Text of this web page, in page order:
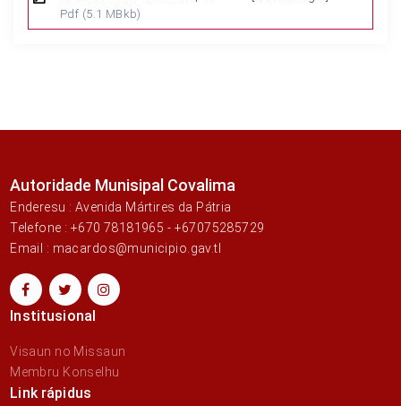
Pdf (5.1 MBkb)
Autoridade Munisipal Covalima
Enderesu : Avenida Mártires da Pátria
Telefone : +670 78181965 - +67075285729
Email : macardos@municipio.gav.tl
Institusional
Visaun no Missaun
Membru Konselhu
Link rápidus